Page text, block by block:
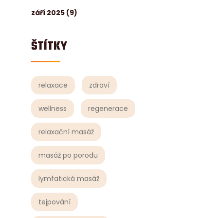
září 2025 (9)
ŠTÍTKY
relaxace zdraví
wellness regenerace
relaxační masáž
masáž po porodu
lymfatická masáž
tejpování